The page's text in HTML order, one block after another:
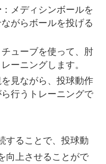
：メディシンボールを
がらボールを投げる
ューブを使って、肘
ーニングします。
見ながら、投球動作
行うトレーニングで
することで、投球動
向上させることがで